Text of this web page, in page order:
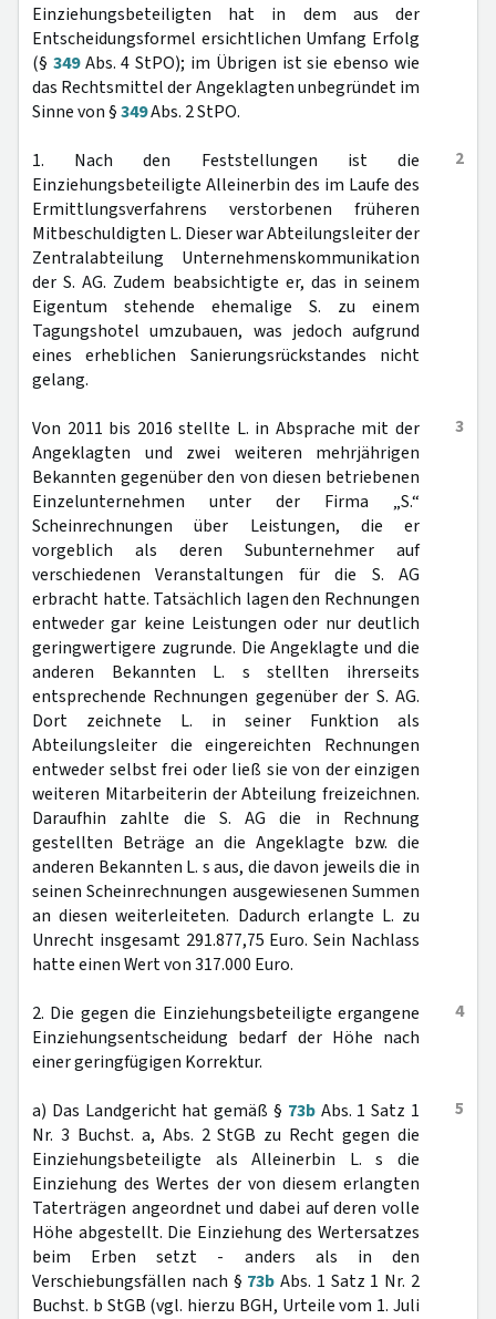
Einziehungsbeteiligten hat in dem aus der
Entscheidungsformel ersichtlichen Umfang Erfolg
(§ 349Abs. 4 StPO); im Übrigen ist sie ebenso wie
das Rechtsmittel der Angeklagten unbegründet im
Sinne von §349Abs. 2 StPO.
2
1. Nach den Feststellungen ist die
Einziehungsbeteiligte Alleinerbin des im Laufe des
Ermittlungsverfahrens verstorbenen früheren
Mitbeschuldigten L. Dieser war Abteilungsleiter der
Zentralabteilung Unternehmenskommunikation
der S. AG. Zudem beabsichtigte er, das in seinem
Eigentum stehende ehemalige S. zu einem
Tagungshotel umzubauen, was jedoch aufgrund
eines erheblichen Sanierungsrückstandes nicht
gelang.
3
Von 2011 bis 2016 stellte L. in Absprache mit der
Angeklagten und zwei weiteren mehrjährigen
Bekannten gegenüber den von diesen betriebenen
Einzelunternehmen unter der Firma „S.“
Scheinrechnungen über Leistungen, die er
vorgeblich als deren Subunternehmer auf
verschiedenen Veranstaltungen für die S. AG
erbracht hatte. Tatsächlich lagen den Rechnungen
entweder gar keine Leistungen oder nur deutlich
geringwertigere zugrunde. Die Angeklagte und die
anderen Bekannten L. s stellten ihrerseits
entsprechende Rechnungen gegenüber der S. AG.
Dort zeichnete L. in seiner Funktion als
Abteilungsleiter die eingereichten Rechnungen
entweder selbst frei oder ließ sie von der einzigen
weiteren Mitarbeiterin der Abteilung freizeichnen.
Daraufhin zahlte die S. AG die in Rechnung
gestellten Beträge an die Angeklagte bzw. die
anderen Bekannten L. s aus, die davon jeweils die in
seinen Scheinrechnungen ausgewiesenen Summen
an diesen weiterleiteten. Dadurch erlangte L. zu
Unrecht insgesamt 291.877,75 Euro. Sein Nachlass
hatte einen Wert von 317.000 Euro.
4
2. Die gegen die Einziehungsbeteiligte ergangene
Einziehungsentscheidung bedarf der Höhe nach
einer geringfügigen Korrektur.
5
a) Das Landgericht hat gemäß § 73bAbs. 1 Satz 1
Nr. 3 Buchst. a, Abs. 2 StGB zu Recht gegen die
Einziehungsbeteiligte als Alleinerbin L. s die
Einziehung des Wertes der von diesem erlangten
Taterträgen angeordnet und dabei auf deren volle
Höhe abgestellt. Die Einziehung des Wertersatzes
beim Erben setzt - anders als in den
Verschiebungsfällen nach § 73b Abs. 1 Satz 1 Nr. 2
Buchst. b StGB (vgl. hierzu BGH, Urteile vom 1. Juli